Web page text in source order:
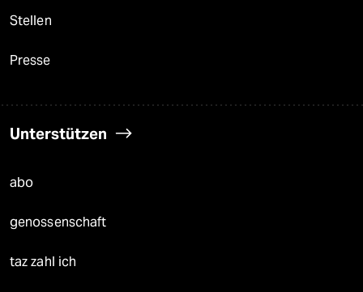
Stellen
Presse
Unterstützen
abo
genossenschaft
taz zahl ich